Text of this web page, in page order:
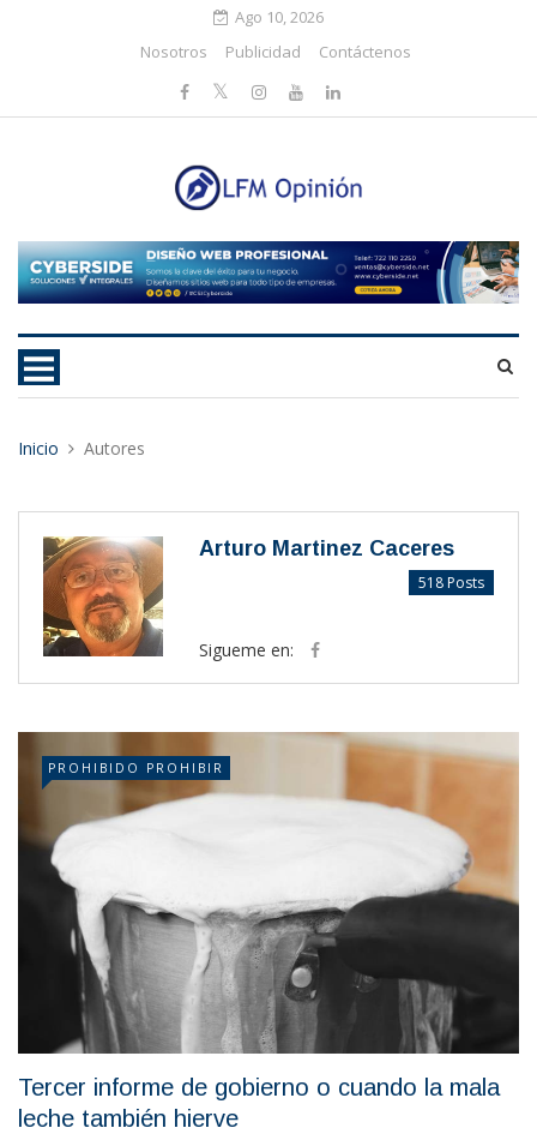
Ago 10, 2026
Nosotros
Publicidad Contáctenos
Inicio Autores
Arturo Martinez Caceres
518 Posts
Sigueme en:
PROHIBIDO PROHIBIR
Tercer informe de gobierno o cuando la mala
leche también hierve